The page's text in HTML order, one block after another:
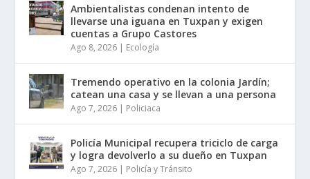
Ambientalistas condenan intento de
llevarse una iguana en Tuxpan y exigen
cuentas a Grupo Castores
Ago 8, 2026 | Ecología
Tremendo operativo en la colonia Jardín;
catean una casa y se llevan a una persona
Ago 7, 2026 | Policiaca
Policía Municipal recupera triciclo de carga
y logra devolverlo a su dueño en Tuxpan
Ago 7, 2026 | Policía y Tránsito